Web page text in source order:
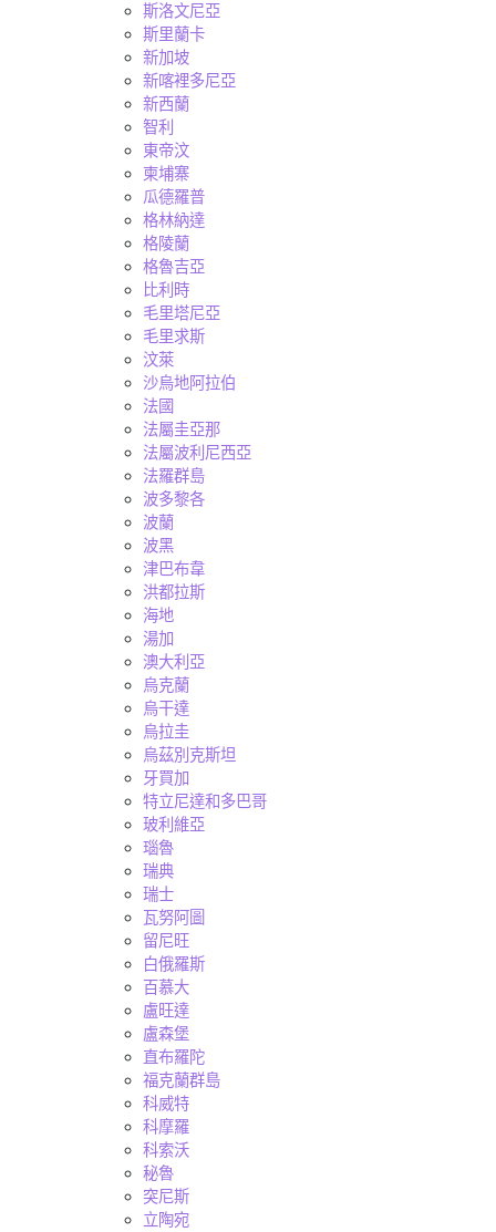
斯洛文尼亞
斯里蘭卡
新加坡
新喀裡多尼亞
新西蘭
智利
東帝汶
柬埔寨
瓜德羅普
格林納達
格陵蘭
格魯吉亞
比利時
毛里塔尼亞
毛里求斯
汶萊
沙烏地阿拉伯
法國
法屬圭亞那
法屬波利尼西亞
法羅群島
波多黎各
波蘭
波黑
津巴布韋
洪都拉斯
海地
湯加
澳大利亞
烏克蘭
烏干達
烏拉圭
烏茲別克斯坦
牙買加
特立尼達和多巴哥
玻利維亞
瑙魯
瑞典
瑞士
瓦努阿圖
留尼旺
白俄羅斯
百慕大
盧旺達
盧森堡
直布羅陀
福克蘭群島
科威特
科摩羅
科索沃
秘魯
突尼斯
立陶宛